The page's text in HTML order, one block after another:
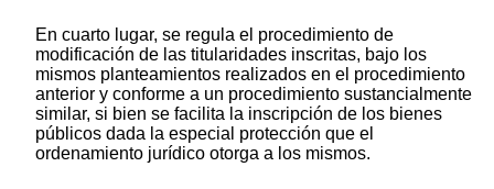
En cuarto lugar, se regula el procedimiento de
modificación de las titularidades inscritas, bajo los
mismos planteamientos realizados en el procedimiento
anterior y conforme a un procedimiento sustancialmente
similar, si bien se facilita la inscripción de los bienes
públicos dada la especial protección que el
ordenamiento jurídico otorga a los mismos.